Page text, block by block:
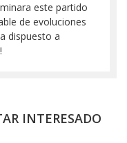
este partido
de evoluciones
dispuesto a
INTERESADO